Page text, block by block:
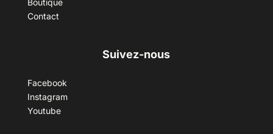
Boutique
Contact
Suivez-nous
Facebook
Instagram
Youtube